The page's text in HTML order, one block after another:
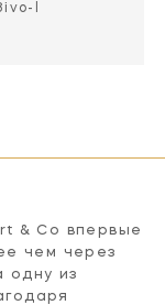
l
& Co впервые
чем через
одну из